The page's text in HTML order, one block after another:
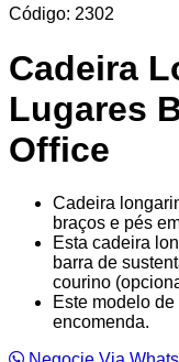
Código: 2302
Cadeira
Lugares
Office
Cadeira
braços e pés
Esta cadeira
barra de
courino
Este modelo
encomenda.